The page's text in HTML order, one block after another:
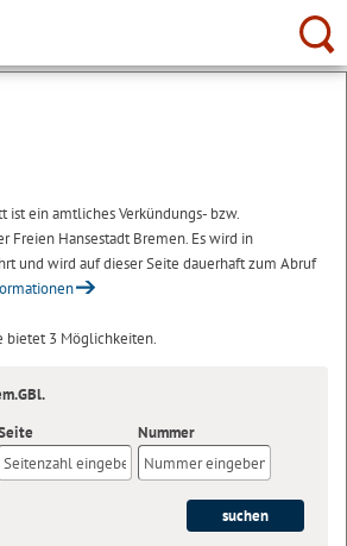
ist ein amtliches Verkündungs- bzw.
Freien Hansestadt Bremen. Es wird in
und wird auf dieser Seite dauerhaft zum Abruf
bietet 3 Möglichkeiten.
Nummer